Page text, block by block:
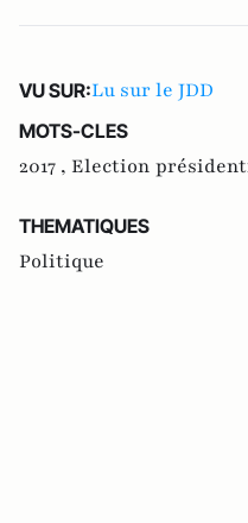
VU SUR:Lu sur le JDD
MOTS-CLES
2017 , Election
THEMATIQUES
Politique